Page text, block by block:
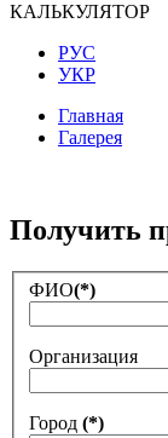
КАЛЬКУЛЯТОР
РУС
УКР
Главная
Галерея
Получить
ФИО(*)
Организация
Город (*)